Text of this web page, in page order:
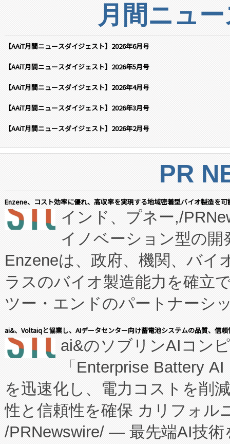
月間ニュ
【AAiT月間ニュースダイジェスト】2026年6月号
【AAiT月間ニュースダイジェスト】2026年5月号
【AAiT月間ニュースダイジェスト】2026年4月号
【AAiT月間ニュースダイジェスト】2026年3月号
【AAiT月間ニュースダイジェスト】2026年2月号
PR
Enzene、コスト効率に優れ、高収率を実現する地域密着型バイオ製造を
インド、プネー,/
イノベーション型の
Enzeneは、政府、機関、バイ
ラスのバイオ製造能力を確立
ツー・エンドのパートナーシ
表しました。 同社の実績ある
manufacturing™ (FCCM™) プ
たNeXは、バイオ医薬品製造
従来のフェッドバッチ施設の
に、患者やサプライチェーン
キー方式で拡張性が高く、持
ai&、Voltaiqと協業し、AIデータセンター向け蓄電池システムの品質、信
ai&のソブリンAIコン
「Enterprise Battery
を迅速化し、電力コストを削
性と信頼性を確保 カリフォル
/PRNewswire/ — 最先端AI技術